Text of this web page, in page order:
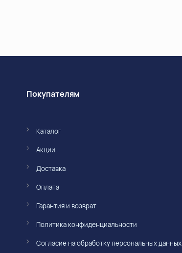
Покупателям
Каталог
Акции
Доставка
Оплата
Гарантия и возврат
Политика конфиденциальности
Согласие на обработку персональных данных